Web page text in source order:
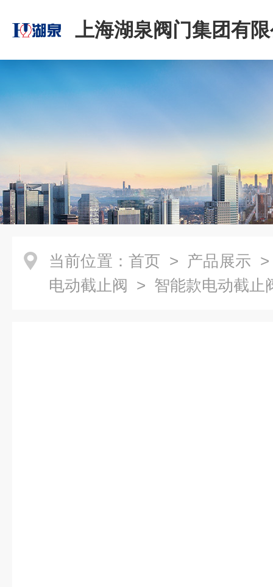
上海湖泉阀门集团有
当前位置： 首页 > 产品展示
电动截止阀 > 智能款电动截止